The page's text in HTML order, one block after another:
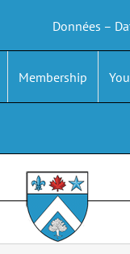
contenu
Données –
Membership